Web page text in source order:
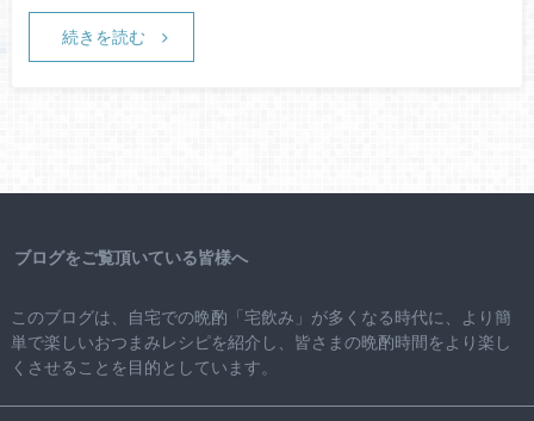
続きを読む
ブログをご覧頂いている皆様へ
このブログは、自宅での晩酌「宅飲み」が多くなる時代に、より簡
単で楽しいおつまみレシピを紹介し、皆さまの晩酌時間をより楽し
くさせることを目的としています。